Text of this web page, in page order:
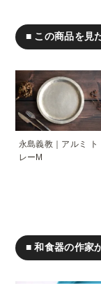
■ この商品を見
永島義教｜アルミ ト
レーM
■ 和食器の作家